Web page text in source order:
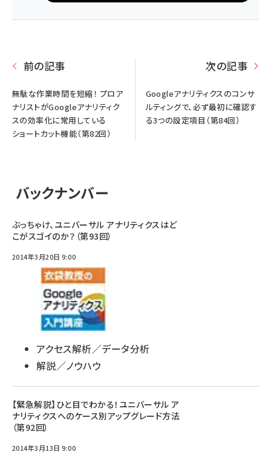
前の記事
無駄な作業時間を短縮！ プロア
ナリストがGoogleアナリティク
スの効率化に常用している
ショートカット機能（第82回）
次の記事
Googleアナリティクスのコンサ
ルティングで、必ず最初に確認す
る3つの設定項目（第84回）
バックナンバー
ぶっちゃけ、ユニバーサル アナリティクスはど
こがスゴイのか？（第93回）
2014年3月20日 9:00
アクセス解析／データ分析
解説／ノウハウ
【緊急解説】ひと目でわかる！ユニバーサル ア
ナリティクスへのケース別アップグレード方法
（第92回）
2014年3月13日 9:00